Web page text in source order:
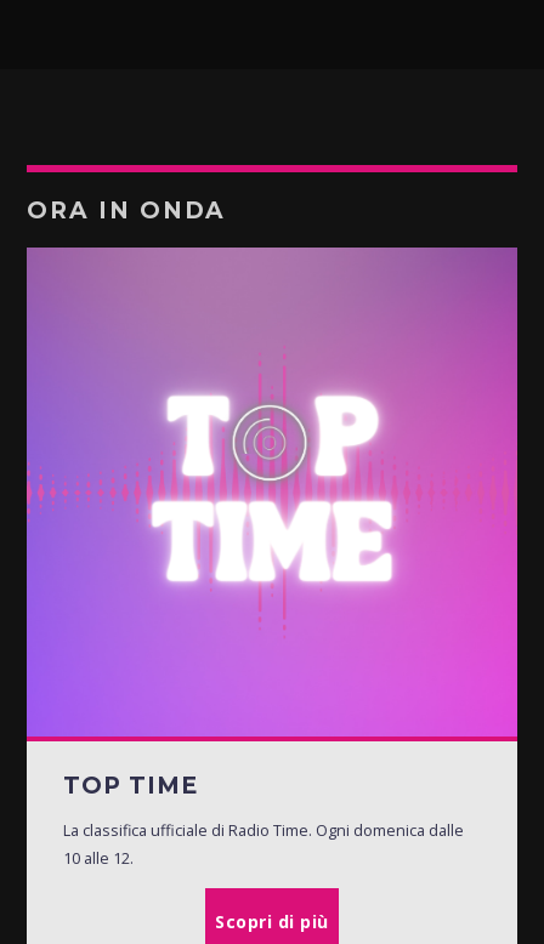
ORA IN ONDA
TOP TIME
La classifica ufficiale di Radio Time. Ogni domenica dalle
10 alle 12.
Scopri di più